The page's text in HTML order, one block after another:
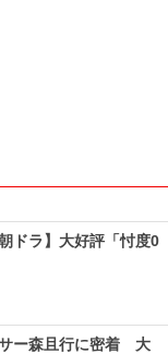
ドラ】大好評「忖度0
ー森且行に密着 大